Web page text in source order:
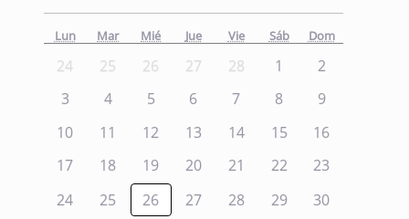
Lun Mar Mié Jue Vie Sáb Dom
24 25 26 27 28 1
2
3
4 5 6 7 8
9
10
11 12 13 14 15
16
17
18 19 20 21 22
23
24
25 26 27 28 29
30